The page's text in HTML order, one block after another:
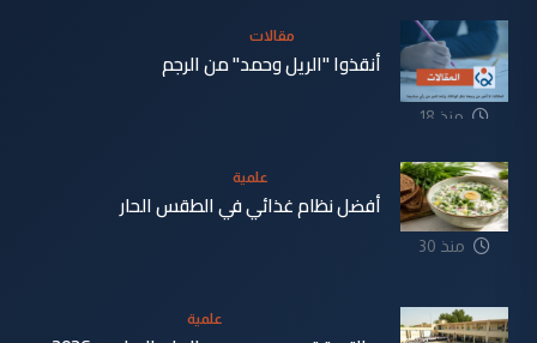
منذ 18
مقالات
أنقذوا "الريل وحمد" من الرجم
منذ 30
علمية
أفضل نظام غذائي في الطقس الحار
علمية